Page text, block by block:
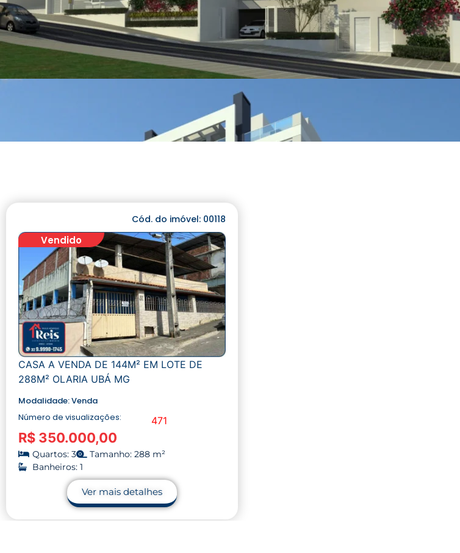
Cód. do imóvel: 00118
Vendido
CASA A VENDA DE 144M² EM LOTE DE
288M² OLARIA UBÁ MG
Modalidade:Venda
Número de visualizações:
471
R$ 350.000,00
Quartos: 3
Tamanho: 288 m²
Banheiros: 1
Ver mais detalhes